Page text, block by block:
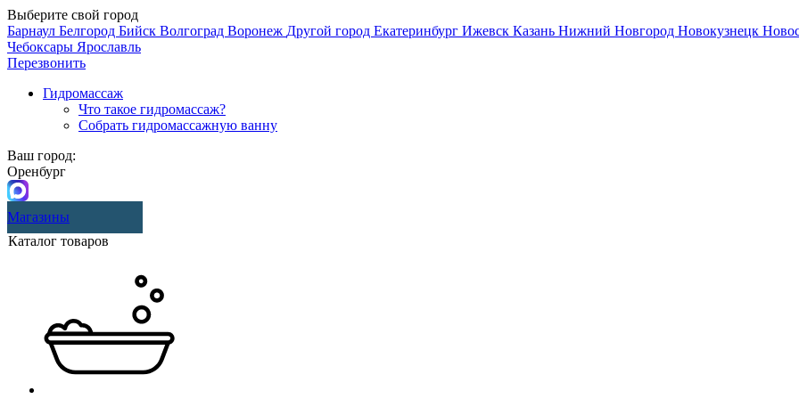
Выберите свой город
Барнаул Белгород Бийск Волгоград Воронеж Другой город Екатеринбург Ижевск Казань Нижний Новгород Новокузнецк
Чебоксары Ярославль
Перезвонить
Гидромассаж
Что такое гидромассаж?
Собрать гидромассажную ванну
Ваш город:
Оренбург
Магазины
Каталог товаров